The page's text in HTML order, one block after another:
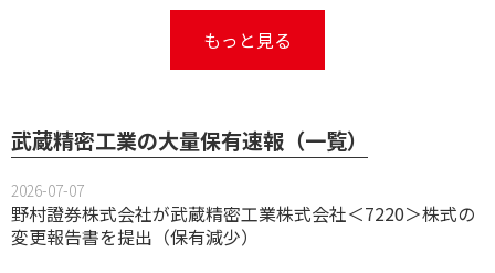
もっと見る
武蔵精密工業の大量保有速報（一覧）
2026-07-07
野村證券株式会社が武蔵精密工業株式会社＜7220＞株式の
変更報告書を提出（保有減少）